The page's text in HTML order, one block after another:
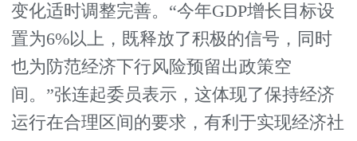
变化适时调整完善。“今年GDP增长目标设
置为6%以上，既释放了积极的信号，同时
也为防范经济下行风险预留出政策空
间。”张连起委员表示，这体现了保持经济
运行在合理区间的要求，有利于实现经济社